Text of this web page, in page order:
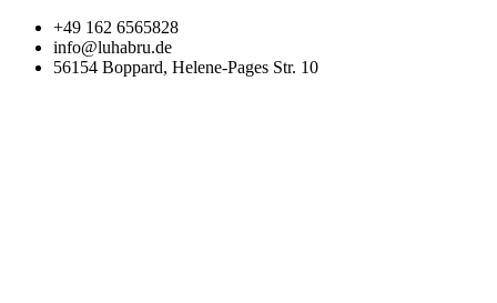
Zum
Inhalt
wechseln
+49 162 6565828
info@luhabru.de
56154 Boppard, Helene-Pages Str. 10